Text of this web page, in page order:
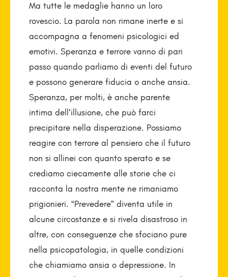
Ma tutte le medaglie hanno un loro
rovescio. La parola non rimane inerte e si
accompagna a fenomeni psicologici ed
emotivi. Speranza e terrore vanno di pari
passo quando parliamo di eventi del futuro
e possono generare fiducia o anche ansia.
Speranza, per molti, è anche parente
intima dell’illusione, che può farci
precipitare nella disperazione. Possiamo
reagire con terrore al pensiero che il futuro
non si allinei con quanto sperato e se
crediamo ciecamente alle storie che ci
racconta la nostra mente ne rimaniamo
prigionieri. “Prevedere” diventa utile in
alcune circostanze e si rivela disastroso in
altre, con conseguenze che sfociano pure
nella psicopatologia, in quelle condizioni
che chiamiamo ansia o depressione. In